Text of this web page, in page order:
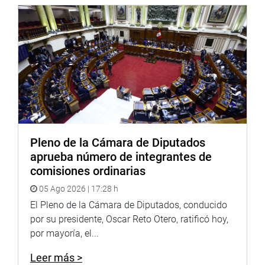
del aeropuerto de Chinchero, sin embargo no hizo nada,
por el contrario ese contrato estuvo plagado de vicios y
de corrupción. Él estaba inmiscuido en el asunto de
Chinchero, señaló.
Anotó que la viceministra de Economía presentó un
informe al Gobierno para decir que todo estaba bien y
emitió un pronunciamiento a favor de Kuntur Wasi, en
una verdadera demostración de conflicto de intereses. La
Economía no obstante haber metido al país en un grave
problema.
“Creo que ningún peruano puede opinar que Thorne siga
como ministro, a pesar de que la viceministra siga en su
cargo. El ministro ha reconocido que ha utilizado el
nombre del Presidente y, por tal motivo, no le otorgaremos
la confianza”, agregó.
Pleno de la Cámara de Diputados
aprueba número de integrantes de
comisiones ordinarias
05 Ago 2026 | 17:28 h
El Pleno de la Cámara de Diputados, conducido
por su presidente, Oscar Reto Otero, ratificó hoy,
por mayoría, el...
Leer más >